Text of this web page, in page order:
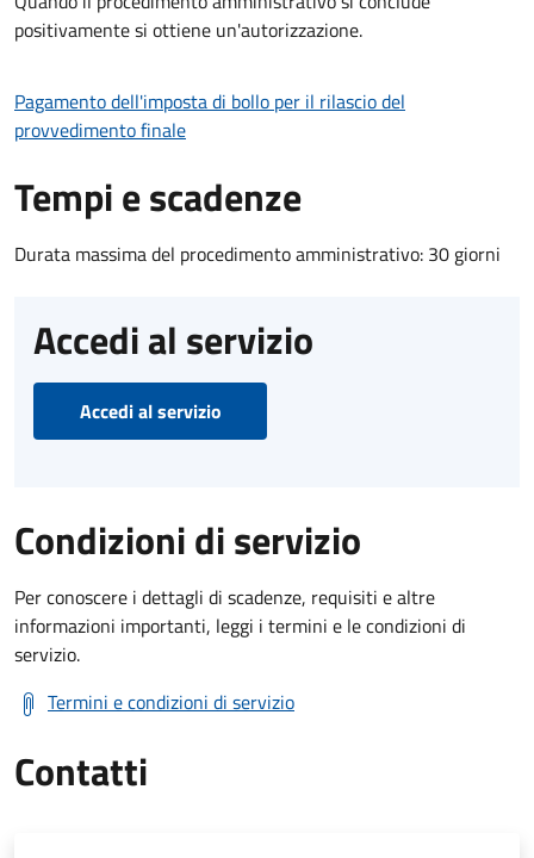
positivamente si ottiene un'autorizzazione.
Pagamento dell'imposta di bollo per il rilascio del
provvedimento finale
Tempi e scadenze
Durata massima del procedimento amministrativo: 30 giorni
Accedi al servizio
Accedi al servizio
Condizioni di servizio
Per conoscere i dettagli di scadenze, requisiti e altre
informazioni importanti, leggi i termini e le condizioni di
servizio.
Termini e condizioni di servizio
Contatti